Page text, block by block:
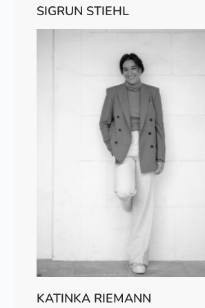
SIGRUN STIEHL
KATINKA RIEMANN